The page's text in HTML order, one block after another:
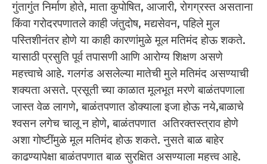
गुंतागुंत निर्माण होते, माता कुपोषित, आजारी, रोगग्रस्त असताना
किंवा गरोदरपणातले काही जंतुदोष, मद्यसेवन, पहिले मुल
पस्तिशीनंतर होणे या काही कारणांमुळे मूल मतिमंद होऊ शकते.
यासाठी प्रसुति पूर्व तपासणी आणि आरोग्य शिक्षण असणे
महत्त्वाचे आहे. गलगंड असलेल्या मातेची मुले मतिमंद असण्याची
शक्यता असते. प्रसूती च्या काळात मूलभूत मरणे बाळंतपणाला
जास्त वेळ लागणे, बाळंतपणात डोक्याला इजा होऊ नये,बाळाचे
श्वसन लगेच चालू न होणे, बाळंतपणात अतिरक्तस्त्राव होणे
अशा गोष्टींमुळे मूल मतिमंद होऊ शकते. नुसते बाळ बाहेर
काढण्यापेक्षा बाळंतपणात बाळ सुरक्षित असण्याला महत्त्व आहे.